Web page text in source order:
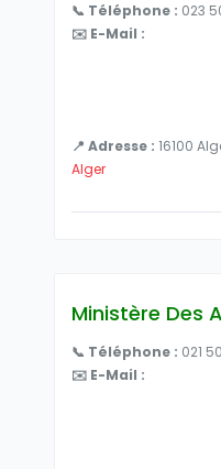
📞 Téléphone : 023
✉️ E-Mail :
📍 Adresse : 16100
Alger
Ministère Des
📞 Téléphone : 021
✉️ E-Mail :